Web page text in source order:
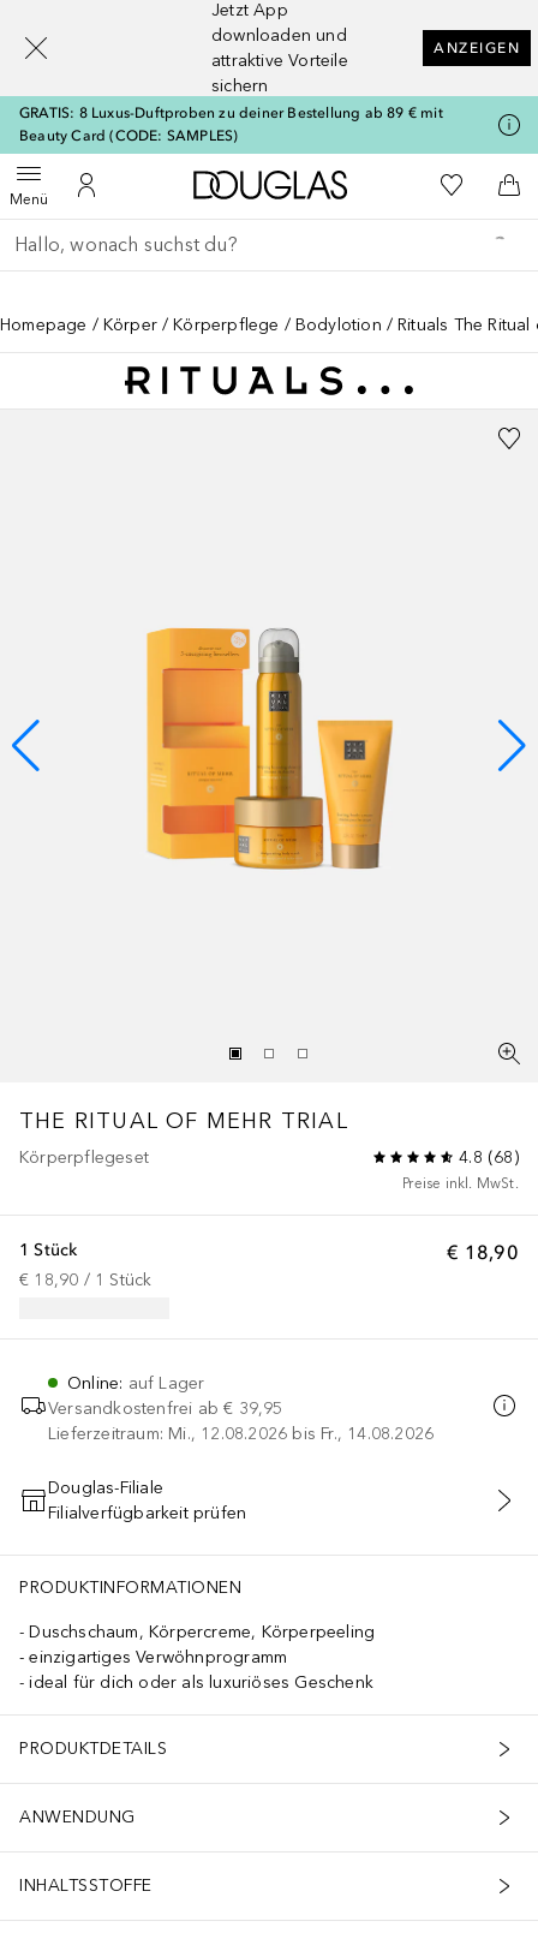
Jetzt App
downloaden und
attraktive Vorteile
sichern
ANZEIGEN
GRATIS: 8 Luxus-Duftproben zu deiner Bestellung ab 89 € mit
Beauty Card (CODE: SAMPLES)
MenüMenü öffnenZu Meinem Kundenkonto
Zur Douglas Startseite
Zu Meiner
Gehe zurück
Suche ausführen
Homepage Körper Körperpflege Bodylotion Rituals The
THE RITUAL OF MEHR TRIAL
Körperpflegeset 4.8 (68)
Preise inkl. MwSt.
€ 18,90
1 Stück
€ 18,90 / 1 Stück
Online: auf Lager
Versandkostenfrei ab € 39,95
Lieferzeitraum: Mi., 12.08.2026 bis Fr., 14.08.2026
IN DEN WARENKORB
Douglas-Filiale
Filialverfügbarkeit prüfen
PRODUKTINFORMATIONEN
Duschschaum, Körpercreme, Körperpeeling
einzigartiges Verwöhnprogramm
ideal für dich oder als luxuriöses Geschenk
PRODUKTDETAILS
ANWENDUNG
INHALTSSTOFFE
[navigation.slideout.screenreader]